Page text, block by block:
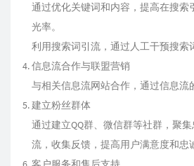
通过优化关键词和内容，提高在搜索
光率。
利用搜索词引流，通过人工干预搜索
信息流合作与联盟营销
与相关信息流网站合作，通过信息流
建立粉丝群体
通过建立QQ群、微信群等社群，聚
流，收集反馈，提高用户满意度和忠